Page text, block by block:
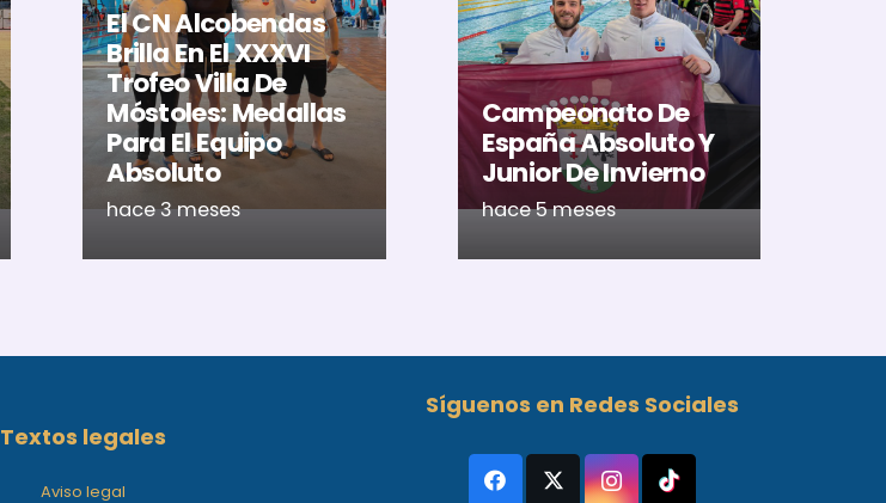
El CN Alcobendas
Brilla En El XXXVI
Trofeo Villa De
Móstoles: Medallas
Para El Equipo
Absoluto
hace 3 meses
Campeonato De
España Absoluto Y
Junior De Invierno
hace 5 meses
Textos legales
Aviso legal
Síguenos en Redes Sociales